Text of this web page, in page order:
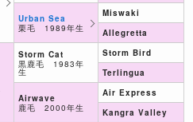
Urban Sea
栗毛 1989年生
Storm Cat
黒鹿毛 1983年
生
Airwave
鹿毛 2000年生
Miswaki
Allegretta
Storm Bird
Terlingua
Air Express
Kangra Valley